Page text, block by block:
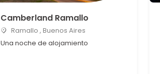
Camberland Ramallo
Ramallo , Buenos Aires
Una noche de alojamiento